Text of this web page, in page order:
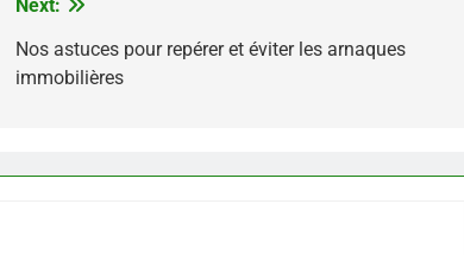
Next:
Nos astuces pour repérer et éviter les arnaques
immobilières